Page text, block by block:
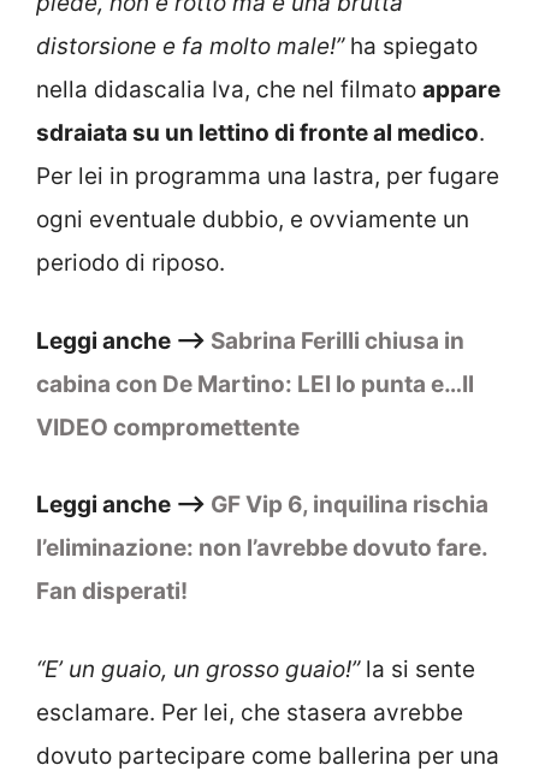
distorsione e fa molto male!”ha spiegato
nella didascalia Iva, che nel filmato appare
sdraiata su un lettino di fronte al medico.
Per lei in programma una lastra, per fugare
ogni eventuale dubbio, e ovviamente un
periodo di riposo.
Leggi anche –> Sabrina Ferilli chiusa in
cabina con De Martino: LEI lo punta e…Il
VIDEO compromettente
Leggi anche –> GF Vip 6, inquilina rischia
l’eliminazione: non l’avrebbe dovuto fare.
Fan disperati!
“E’ un guaio, un grosso guaio!”la si sente
esclamare. Per lei, che stasera avrebbe
dovuto partecipare come ballerina per una